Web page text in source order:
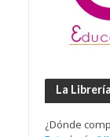
La
¿Dónde